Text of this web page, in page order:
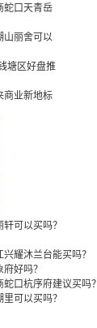
蛇口天青岳
山丽舍可以
塘区好盘推
商业新地标
可以买吗？
耀沐兰台能买吗？
好吗？
口杭序府建议买吗？
可以买吗？